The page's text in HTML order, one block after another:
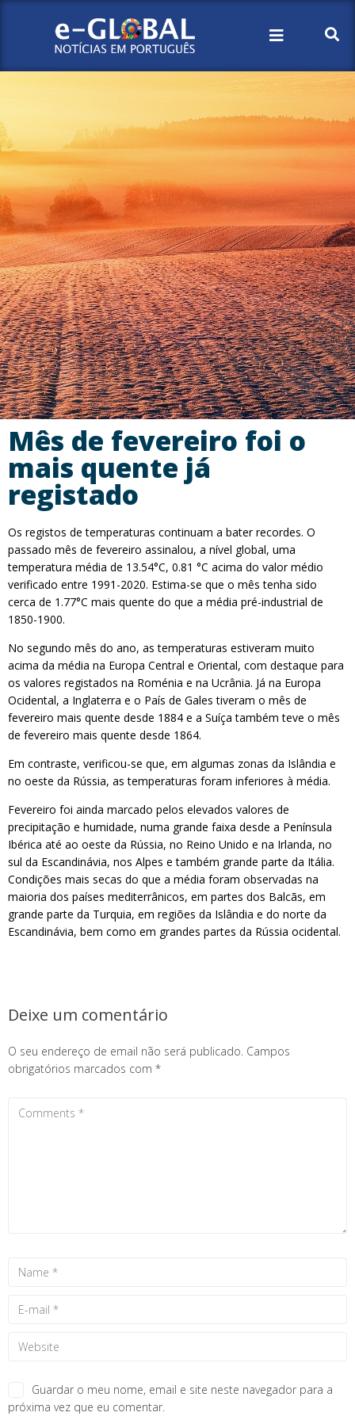
Mês de fevereiro foi o
mais quente já
registado
Os registos de temperaturas continuam a bater recordes. O
passado mês de fevereiro assinalou, a nível global, uma
temperatura média de 13.54°C, 0.81 °C acima do valor médio
verificado entre 1991-2020. Estima-se que o mês tenha sido
cerca de 1.77°C mais quente do que a média pré-industrial de
1850-1900.
No segundo mês do ano, as temperaturas estiveram muito
acima da média na Europa Central e Oriental, com destaque para
os valores registados na Roménia e na Ucrânia. Já na Europa
Ocidental, a Inglaterra e o País de Gales tiveram o mês de
fevereiro mais quente desde 1884 e a Suíça também teve o mês
de fevereiro mais quente desde 1864.
Em contraste, verificou-se que, em algumas zonas da Islândia e
no oeste da Rússia, as temperaturas foram inferiores à média.
Fevereiro foi ainda marcado pelos elevados valores de
precipitação e humidade, numa grande faixa desde a Península
Ibérica até ao oeste da Rússia, no Reino Unido e na Irlanda, no
sul da Escandinávia, nos Alpes e também grande parte da Itália.
Condições mais secas do que a média foram observadas na
maioria dos países mediterrânicos, em partes dos Balcãs, em
grande parte da Turquia, em regiões da Islândia e do norte da
Escandinávia, bem como em grandes partes da Rússia ocidental.
Deixe um comentário
O seu endereço de email não será publicado. Campos
obrigatórios marcados com *
Guardar o meu nome, email e site neste navegador para a
próxima vez que eu comentar.